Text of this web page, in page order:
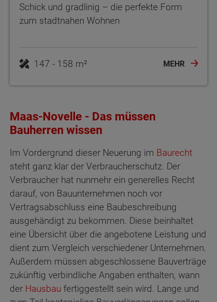
Schick und gradlinig – die perfekte Form
zum stadtnahen Wohnen
MEHR
Maas-Novelle - Das müssen
Bauherren wissen
Im Vordergrund dieser Neuerung im Baurecht
steht ganz klar der Verbraucherschutz. Der
Verbraucher hat nunmehr ein generelles Recht
darauf, von Bauunternehmen noch vor
Vertragsabschluss eine Baubeschreibung
ausgehändigt zu bekommen. Diese beinhaltet
eine Übersicht über die angebotene Leistung und
dient zum Vergleich verschiedener Unternehmen.
Außerdem müssen abgeschlossene Bauverträge
zukünftig verbindliche Angaben enthalten, wann
der Hausbau fertiggestellt sein wird. Lange und